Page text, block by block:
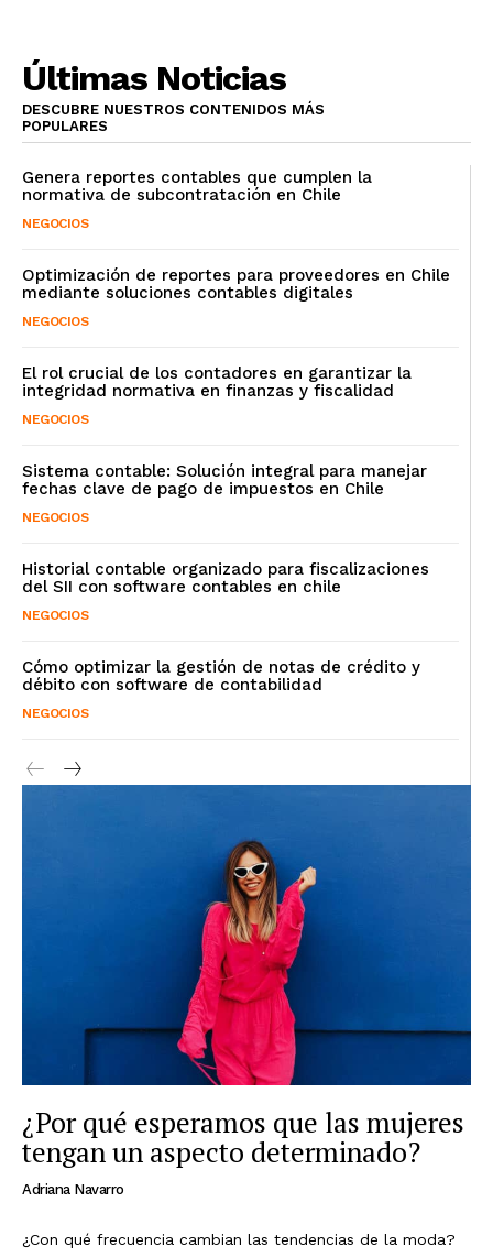
Últimas Noticias
DESCUBRE NUESTROS CONTENIDOS MÁS
POPULARES
Genera reportes contables que cumplen la
normativa de subcontratación en Chile
NEGOCIOS
Optimización de reportes para proveedores en Chile
mediante soluciones contables digitales
NEGOCIOS
El rol crucial de los contadores en garantizar la
integridad normativa en finanzas y fiscalidad
NEGOCIOS
Sistema contable: Solución integral para manejar
fechas clave de pago de impuestos en Chile
NEGOCIOS
Historial contable organizado para fiscalizaciones
del SII con software contables en chile
NEGOCIOS
Cómo optimizar la gestión de notas de crédito y
débito con software de contabilidad
NEGOCIOS
¿Por qué esperamos que las mujeres
tengan un aspecto determinado?
Adriana Navarro
¿Con qué frecuencia cambian las tendencias de la moda?